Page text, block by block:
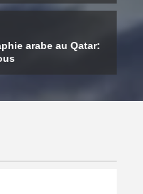
partie de ses
Turquie
arabe au Qatar: